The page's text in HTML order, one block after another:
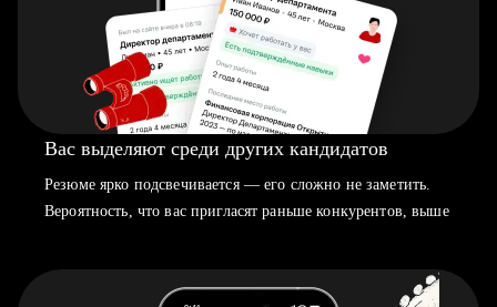
Вас выделяют среди других кандидатов
Резюме ярко подсвечивается — его сложно не заметить.
Вероятность, что вас пригласят раньше конкурентов, выше